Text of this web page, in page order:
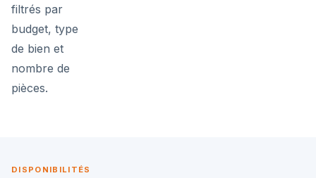
filtrés par
budget, type
de bien et
nombre de
pièces.
DISPONIBILITÉS